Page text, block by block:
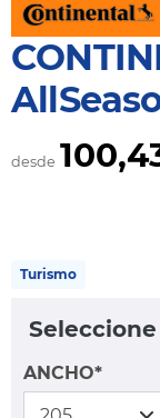
desde
Turismo
ANCHO*